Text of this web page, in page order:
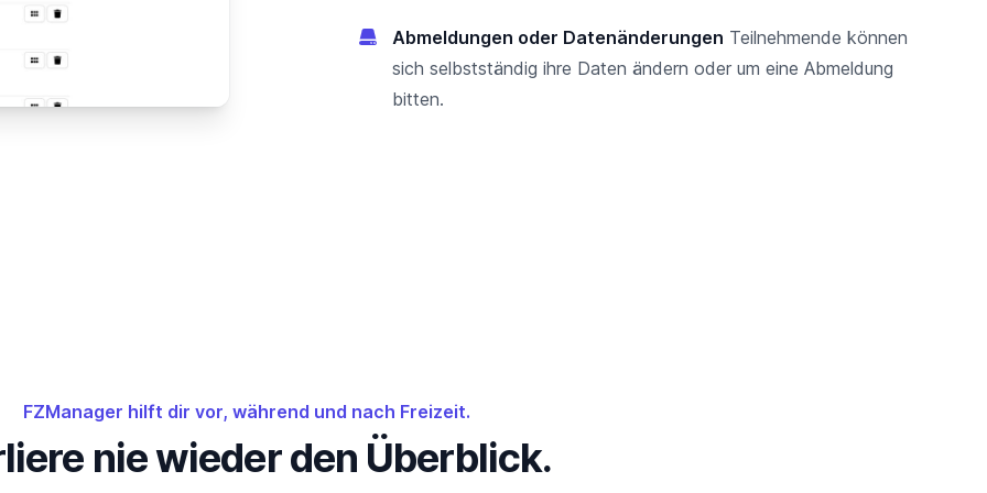
Abmeldungen oder Datenänderungen Teilnehmende können
sich selbstständig ihre Daten ändern oder um eine Abmeldung
bitten.
FZManager hilft dir vor, während und nach Freizeit.
nie wieder den Überblick.